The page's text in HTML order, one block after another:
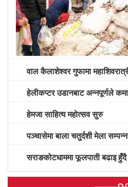
वाल कैलाशेश्वर गुफामा
हेलीकप्टर उडानबाट अन्नपूर्णले
हेमजा साहित्य महोत्सव सुरु
पञ्चासेमा बाला चतुर्दशी मेला सम्पन्न
सराङकोटधाममा फूलपाती बढाइ हुँदै